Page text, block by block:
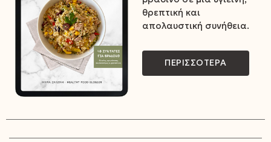
θρεπτική και
απολαυστική συνήθεια.
ΠΕΡΙΣΣΟΤΕΡΑ